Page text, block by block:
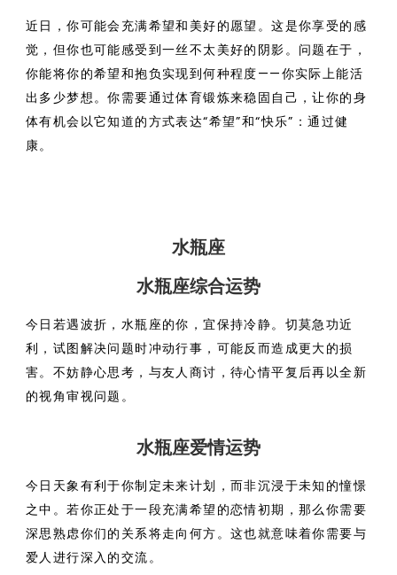
近日，你可能会充满希望和美好的愿望。这是你享受的感
觉，但你也可能感受到一丝不太美好的阴影。问题在于，
你能将你的希望和抱负实现到何种程度——你实际上能活
出多少梦想。你需要通过体育锻炼来稳固自己，让你的身
体有机会以它知道的方式表达“希望”和“快乐”：通过健
康。
水瓶座
水瓶座综合运势
今日若遇波折，水瓶座的你，宜保持冷静。切莫急功近
利，试图解决问题时冲动行事，可能反而造成更大的损
害。不妨静心思考，与友人商讨，待心情平复后再以全新
的视角审视问题。
水瓶座爱情运势
今日天象有利于你制定未来计划，而非沉浸于未知的憧憬
之中。若你正处于一段充满希望的恋情初期，那么你需要
深思熟虑你们的关系将走向何方。这也就意味着你需要与
爱人进行深入的交流。